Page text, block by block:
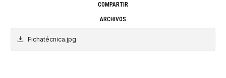
COMPARTIR
ARCHIVOS
Fichatécnica.jpg